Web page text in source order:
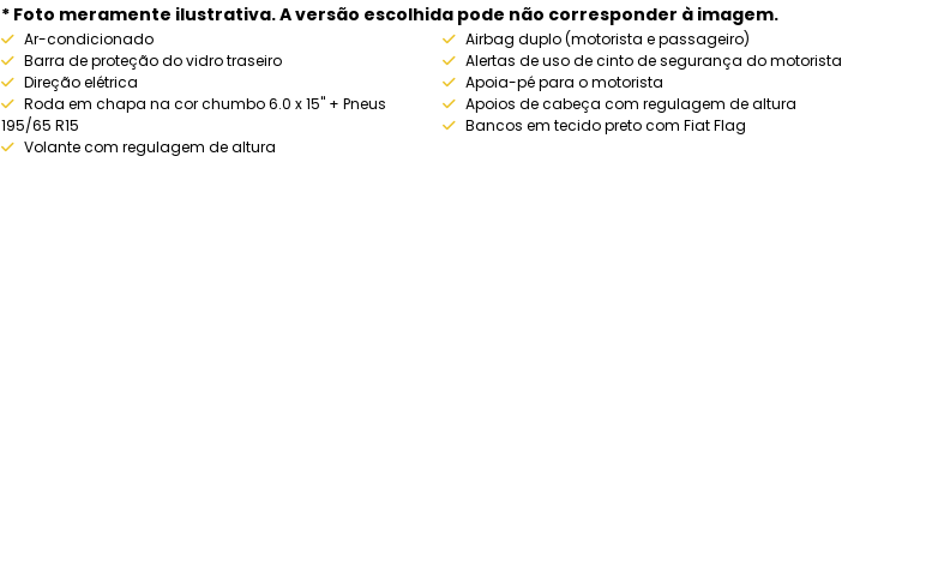
* Foto meramente ilustrativa. A versão escolhida pode não corresponder à imagem.
Ar-condicionado
Barra de proteção do vidro traseiro
Direção elétrica
Roda em chapa na cor chumbo 6.0 x 15" + Pneus
195/65 R15
Volante com regulagem de altura
Airbag duplo (motorista e passageiro)
Alertas de uso de cinto de segurança do motorista
Apoia-pé para o motorista
Apoios de cabeça com regulagem de altura
Bancos em tecido preto com Fiat Flag